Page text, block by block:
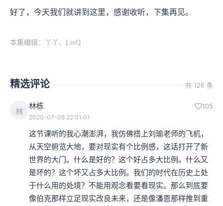
好了，今天我们就讲到这里，感谢收听，下集再见。
本集编辑：丫丫、LinQ
精选评论 共 126 条
林
林栋 105
2020-07-08 22:01:01
这节课听的我心潮澎湃，我仿佛搭上刘瑜老师的飞机，
从天空俯览大地，要对现实有个比例感，这话打开了新
世界的大门。什么是好的？这个好占多大比例。什么又
是坏的？这个坏又占多大比例。我们的时代在历史上处
于什么用的处境？不能用观念看要看现实。那么到底要
像伯克那样立足现实改良未来，还是像潘恩那样推到重